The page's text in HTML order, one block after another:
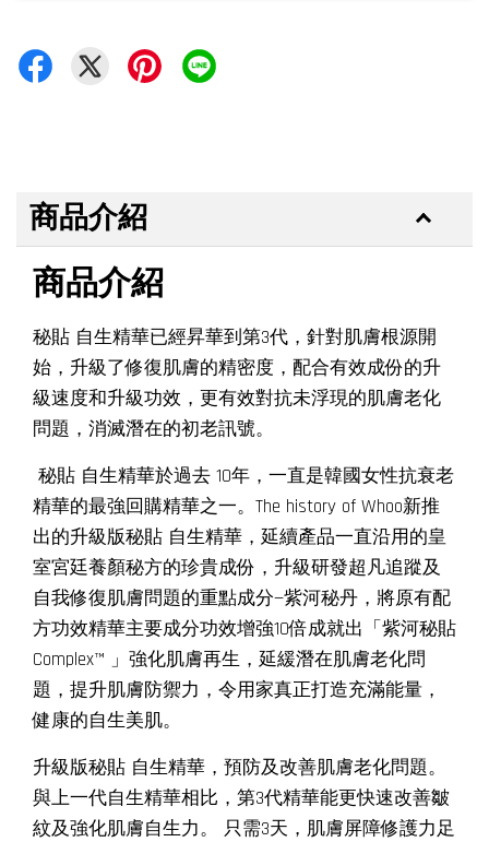
商品介紹
商品介紹
秘貼 自生精華已經昇華到第3代，針對肌膚根源開
始，升級了修復肌膚的精密度，配合有效成份的升
級速度和升級功效，更有效對抗未浮現的肌膚老化
問題，消滅潛在的初老訊號。
秘貼 自生精華於過去 10年，一直是韓國女性抗衰老
精華的最強回購精華之一。The history of Whoo新推
出的升級版秘貼 自生精華，延續產品一直沿用的皇
室宮廷養顏秘方的珍貴成份，升級研發超凡追蹤及
自我修復肌膚問題的重點成分—紫河秘丹，將原有配
方功效精華主要成分功效增強10倍成就出「紫河秘貼
Complex™ 」強化肌膚再生，延緩潛在肌膚老化問
題，提升肌膚防禦力，令用家真正打造充滿能量，
健康的自生美肌。
升級版秘貼 自生精華，預防及改善肌膚老化問題。
與上一代自生精華相比，第3代精華能更快速改善皺
紋及強化肌膚自生力。 只需3天，肌膚屏障修護力足